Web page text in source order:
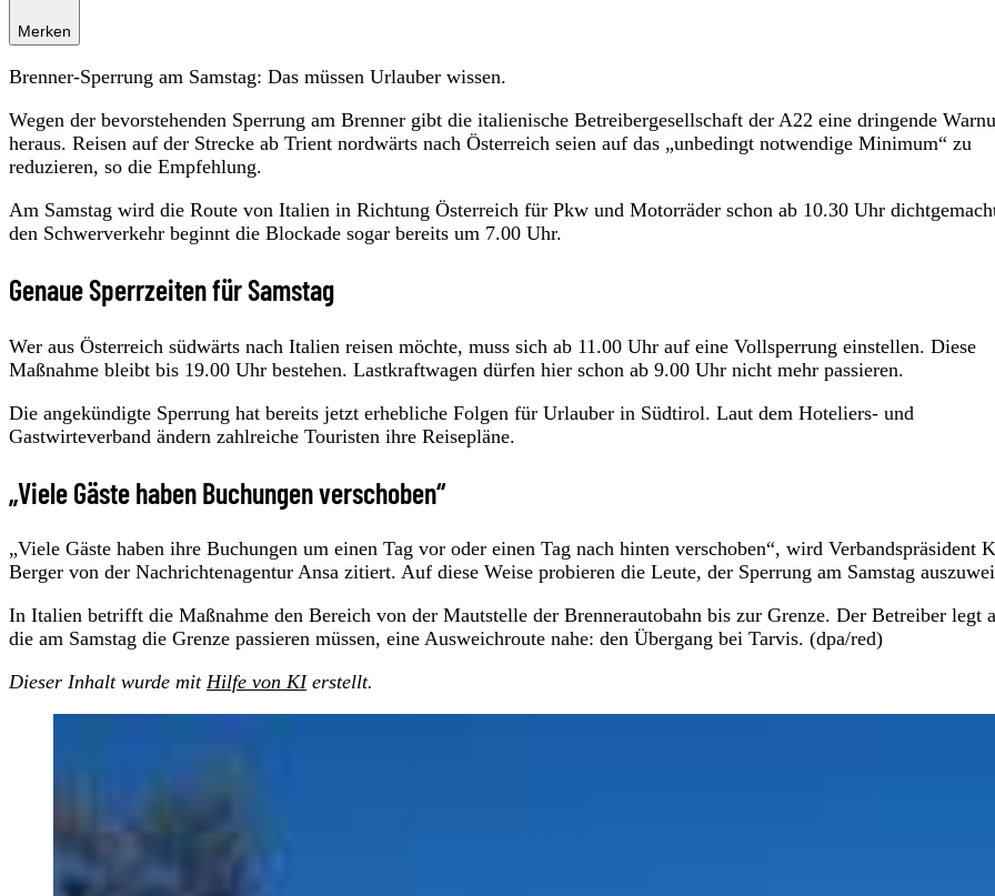
Merken
Brenner-Sperrung am Samstag: Das müssen Urlauber wissen.
Wegen der bevorstehenden Sperrung am Brenner gibt die italienische Betreibergesellschaft der A22 eine dringende
heraus. Reisen auf der Strecke ab Trient nordwärts nach Österreich seien auf das „unbedingt notwendige Minimum“ zu
reduzieren, so die Empfehlung.
Am Samstag wird die Route von Italien in Richtung Österreich für Pkw und Motorräder schon ab 10.30 Uhr
den Schwerverkehr beginnt die Blockade sogar bereits um 7.00 Uhr.
Genaue Sperrzeiten für Samstag
Wer aus Österreich südwärts nach Italien reisen möchte, muss sich ab 11.00 Uhr auf eine Vollsperrung einstellen. Diese
Maßnahme bleibt bis 19.00 Uhr bestehen. Lastkraftwagen dürfen hier schon ab 9.00 Uhr nicht mehr passieren.
Die angekündigte Sperrung hat bereits jetzt erhebliche Folgen für Urlauber in Südtirol. Laut dem Hoteliers- und
Gastwirteverband ändern zahlreiche Touristen ihre Reisepläne.
„Viele Gäste haben Buchungen verschoben“
„Viele Gäste haben ihre Buchungen um einen Tag vor oder einen Tag nach hinten verschoben“, wird Verbandspräsident
Berger von der Nachrichtenagentur Ansa zitiert. Auf diese Weise probieren die Leute, der Sperrung am Samstag
In Italien betrifft die Maßnahme den Bereich von der Mautstelle der Brennerautobahn bis zur Grenze. Der Betreiber legt
die am Samstag die Grenze passieren müssen, eine Ausweichroute nahe: den Übergang bei Tarvis. (dpa/red)
Dieser Inhalt wurde mit Hilfe von KIerstellt.